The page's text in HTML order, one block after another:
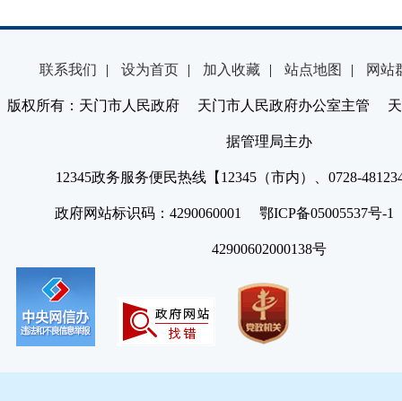
联系我们 | 设为首页 | 加入收藏 | 站点地图 | 网站
版权所有：天门市人民政府 天门市人民政府办公室主管 天
据管理局主办
12345政务服务便民热线【12345（市内）、0728-
政府网站标识码：4290060001 鄂ICP备05005537号
42900602000138号